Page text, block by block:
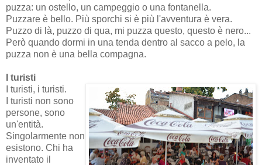
puzza: un ostello, un campeggio o una fontanella.
Puzzare è bello. Più sporchi si è più l'avventura è vera.
Puzzo di là, puzzo di qua, mi puzza questo, questo è nero...
Però quando dormi in una tenda dentro al sacco a pelo, la
puzza non è una bella compagna.
I turisti
I turisti, i turisti.
I turisti non sono
persone, sono
un'entità.
Singolarmente non
esistono. Chi ha
inventato il